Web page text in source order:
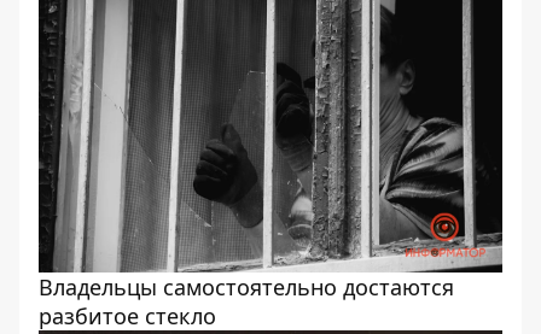
Владельцы самостоятельно достаются
разбитое стекло